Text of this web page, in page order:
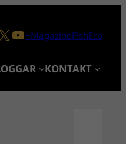
X YouTube
+MagazineFishEco
KONTAKT